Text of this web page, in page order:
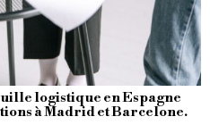
logistique en Espagne
à Madrid et Barcelone.